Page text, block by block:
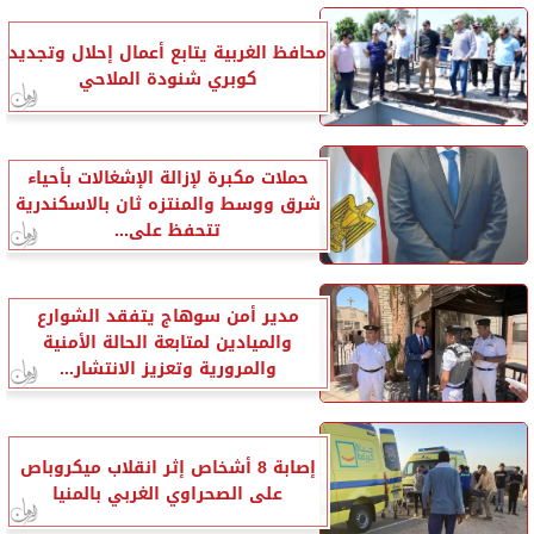
محافظ الغربية يتابع أعمال إحلال وتجديد
كوبري شنودة الملاحي
حملات مكبرة لإزالة الإشغالات بأحياء
شرق ووسط والمنتزه ثان بالاسكندرية
تتحفظ على...
مدير أمن سوهاج يتفقد الشوارع
والميادين لمتابعة الحالة الأمنية
والمرورية وتعزيز الانتشار...
إصابة 8 أشخاص إثر انقلاب ميكروباص
على الصحراوي الغربي بالمنيا